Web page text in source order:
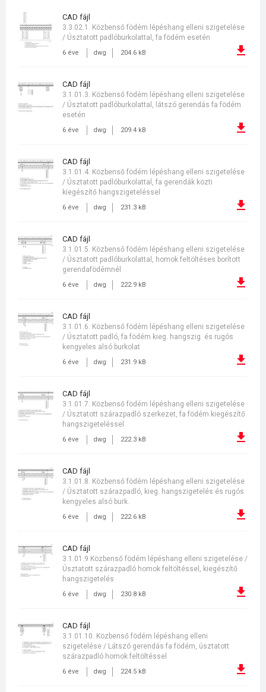
CAD fájl
6 éve dwg 204.6 kB
3.3.02.1. Közbenső födém lépéshang elleni szigetelése
/ Úsztatott padlóburkolattal, fa födém esetén
CAD fájl
6 éve dwg 209.4 kB
3.1.01.3. Közbenső födém lépéshang elleni szigetelése
/ Úsztatott padlóburkolattal, látszó gerendás fa födém
esetén
CAD fájl
6 éve dwg 231.3 kB
3.1.01.4. Közbenső födém lépéshang elleni szigetelése
/ Úsztatott padlóburkolattal, fa gerendák közti
kiegészítő hangszigeteléssel
CAD fájl
6 éve dwg 222.9 kB
3.1.01.5. Közbenső födém lépéshang elleni szigetelése
/ Úsztatott padlóburkolattal, homok feltöltéses borított
gerendafödémnél
CAD fájl
6 éve dwg 231.9 kB
3.1.01.6. Közbenső födém lépéshang elleni szigetelése
/ Úsztatott padló, fa födém kieg. hangszig. és rugós
kengyeles alsó burkolat
CAD fájl
6 éve dwg 222.3 kB
3.1.01.7. Közbenső födém lépéshang elleni szigetelése
/ Úsztatott szárazpadló szerkezet, fa födém kiegészítő
hangszigeteléssel
CAD fájl
6 éve dwg 222.6 kB
3.1.01.8. Közbenső födém lépéshang elleni szigetelése
/ Úsztatott szárazpadló, kieg. hangszigetelés és rugós
kengyeles alsó burk.
CAD fájl
6 éve dwg 230.8 kB
3.1.01.9 Közbenső födém lépéshang elleni szigetelése /
Úsztatott szárazpadló homok feltöltéssel, kiegészítő
hangszigetelés
CAD fájl
6 éve dwg 224.5 kB
3.1.01.10. Közbenső födém lépéshang elleni
szigetelése / Látszó gerendás fa födém, úsztatott
szárazpadló homok feltöltéssel